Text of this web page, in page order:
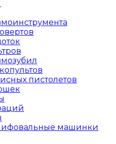
пистолетов
машинки